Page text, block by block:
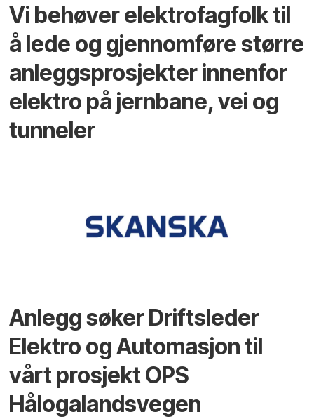
Vi behøver elektrofagfolk til
å lede og gjennomføre større
anleggsprosjekter innenfor
elektro på jernbane, vei og
tunneler
Anlegg søker Driftsleder
Elektro og Automasjon til
vårt prosjekt OPS
Hålogalandsvegen